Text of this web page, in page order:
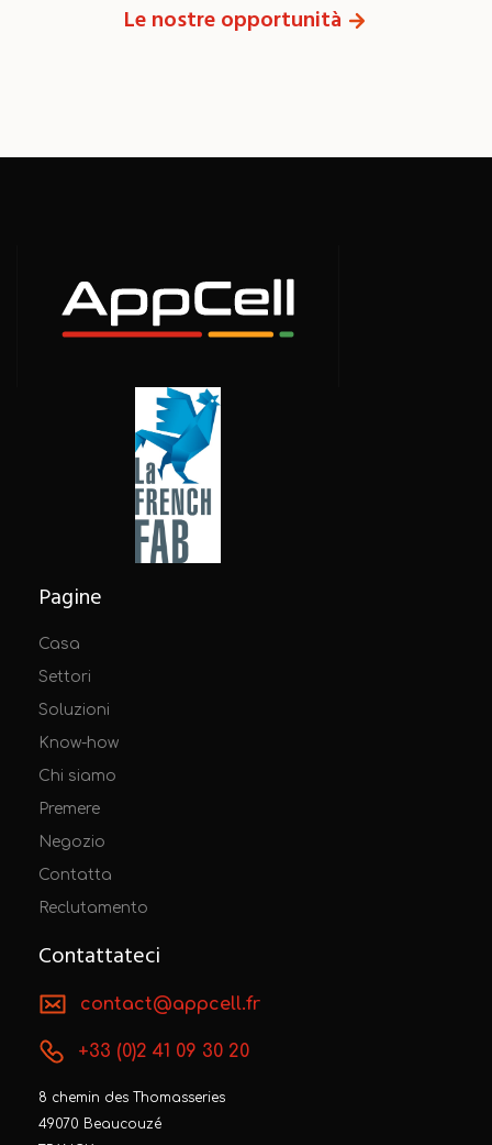
Le nostre opportunità
Pagine
Casa
Settori
Soluzioni
Know-how
Chi siamo
Premere
Negozio
Contatta
Reclutamento
Contattateci
contact@appcell.fr
+33 (0)2 41 09 30 20
8 chemin des Thomasseries
49070 Beaucouzé